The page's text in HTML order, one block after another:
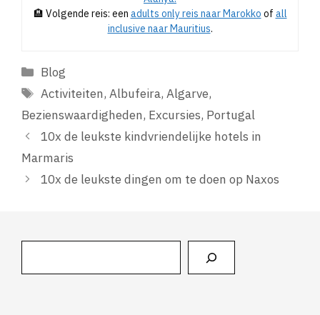
🏨 Volgende reis: een adults only reis naar Marokko of all
inclusive naar Mauritius.
Categorieën
Blog
Tags
Activiteiten,Albufeira,Algarve,
Bezienswaardigheden, Excursies, Portugal
10x de leukste kindvriendelijke hotels in
Marmaris
10x de leukste dingen om te doen op Naxos